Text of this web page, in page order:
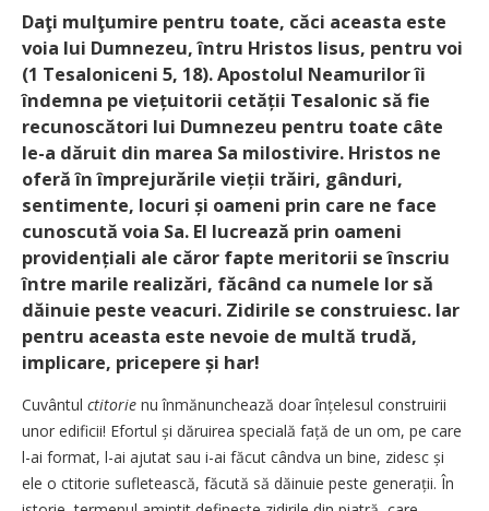
Daţi mulţumire pentru toate, căci aceasta este
voia lui Dumnezeu, întru Hristos Iisus, pentru voi
(1 Tesaloniceni 5, 18). Apostolul Neamurilor îi
îndemna pe viețuitorii cetății Tesalonic să fie
recunoscători lui Dumnezeu pentru toate câte
le-a dăruit din marea Sa milostivire. Hristos ne
oferă în împrejurările vieții trăiri, gânduri,
sentimente, locuri și oameni prin care ne face
cunoscută voia Sa. El lucrează prin oameni
providențiali ale căror fapte meritorii se înscriu
între marile realizări, făcând ca numele lor să
dăinuie peste veacuri. Zidirile se construiesc. Iar
pentru aceasta este nevoie de multă trudă,
implicare, pricepere și har!
Cuvântul ctitorie nu înmănunchează doar înțelesul construirii
unor edificii! Efortul și dăruirea specială față de un om, pe care
l-ai format, l-ai ajutat sau i-ai făcut cândva un bine, zidesc și
ele o ctitorie sufletească, făcută să dăinuie peste generații. În